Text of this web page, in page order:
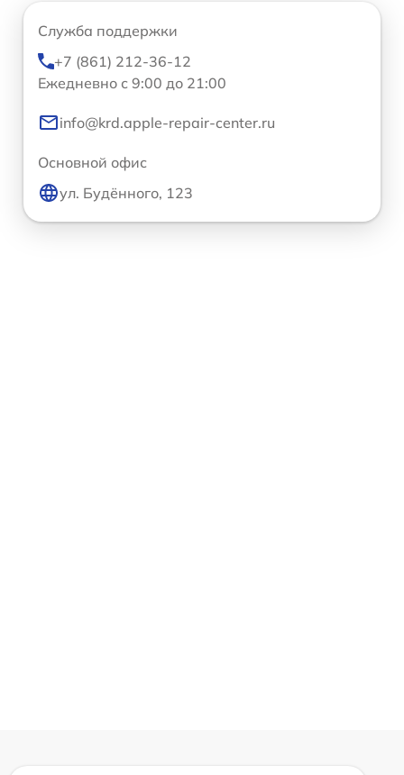
Служба поддержки
+7 (861) 212-36-12
Ежедневно с 9:00 до 21:00
info@krd.apple-repair-center.ru
Основной офис
ул. Будённого, 123